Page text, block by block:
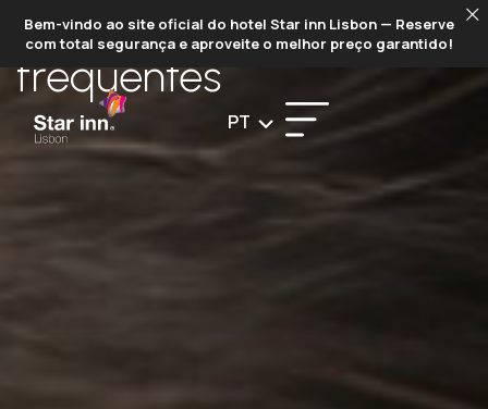
Bem-vindo ao site oficial do hotel Star inn Lisbon — Reserve
com total segurança e aproveite o melhor preço garantido!
PT
PERGUNTAS
frequentes